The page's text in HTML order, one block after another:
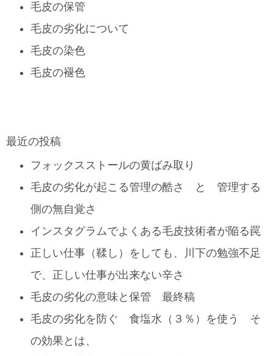
毛皮の保管
毛皮の劣化について
毛皮の染色
毛皮の褪色
最近の投稿
フォックスストールの黄ばみ取り
毛皮の劣化が起こる管理の酷さ と 管理する
側の無自覚さ
インスタグラムでよくある毛皮技術者が陥る罠
正しい仕事（鞣し）をしても、川下の勉強不足
で、正しい仕事が出来ない辛さ
毛皮の劣化の意味と保管 最終稿
毛皮の劣化を防ぐ 食塩水（３％）を使う そ
の効果とは、